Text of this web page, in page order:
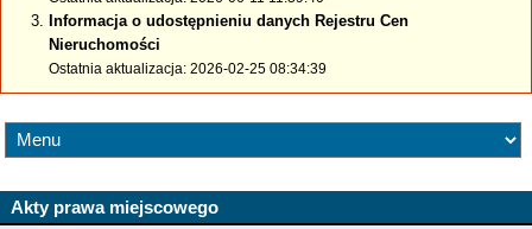
Informacja o udostępnieniu danych Rejestru Cen
Nieruchomości
Ostatnia aktualizacja: 2026-02-25 08:34:39
Akty prawa miejscowego